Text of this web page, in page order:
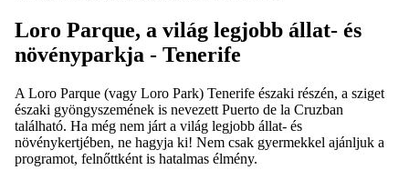
Loro Parque, a világ legjobb állat- és
növényparkja - Tenerife
A Loro Parque (vagy Loro Park) Tenerife északi részén, a sziget
északi gyöngyszemének is nevezett Puerto de la Cruzban
található. Ha még nem járt a világ legjobb állat- és
növénykertjében, ne hagyja ki! Nem csak gyermekkel ajánljuk a
programot, felnőttként is hatalmas élmény.